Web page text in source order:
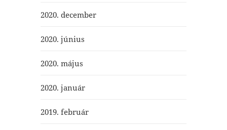
2020. december
2020. június
2020. május
2020. január
2019. február